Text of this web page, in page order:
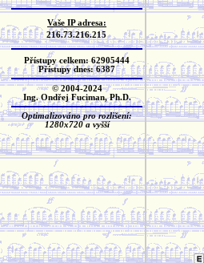
Vaše IP adresa:
216.73.216.215
Přístupy celkem: 62905444
Přístupy dnes: 6387
© 2004-2024
Ing. Ondřej Fuciman, Ph.D.
Optimalizováno pro rozlišení:
1280x720 a vyšší